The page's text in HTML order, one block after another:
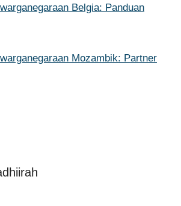
Belgia: Panduan
Mozambik: Partner